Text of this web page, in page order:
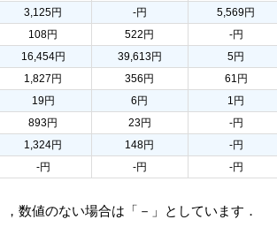
3,125円 -円 5,569円
108円 522円 -円
16,454円 39,613円 5円
1,827円 356円 61円
19円 6円 1円
893円 23円 -円
1,324円 148円 -円
-円 -円 -円
数値のない場合は「－」としています．